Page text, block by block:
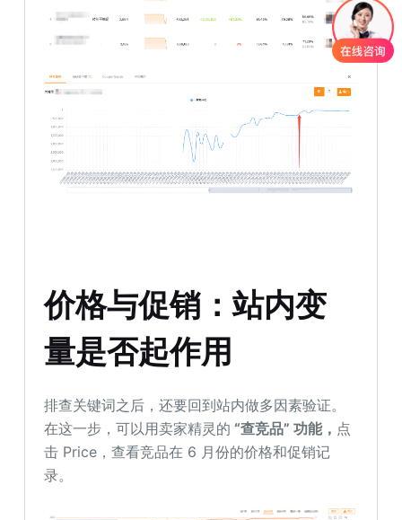
价格与促销：站内变
量是否起作用
排查关键词之后，还要回到站内做多因素验证。
在这一步，可以用卖家精灵的 “查竞品”功能， 点
击 Price，查看竞品在 6 月份的价格和促销记
录。